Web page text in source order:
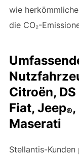
wie
die CO₂-
Citroën,
Fiat, Jeep®
Maserati
Stellantis-